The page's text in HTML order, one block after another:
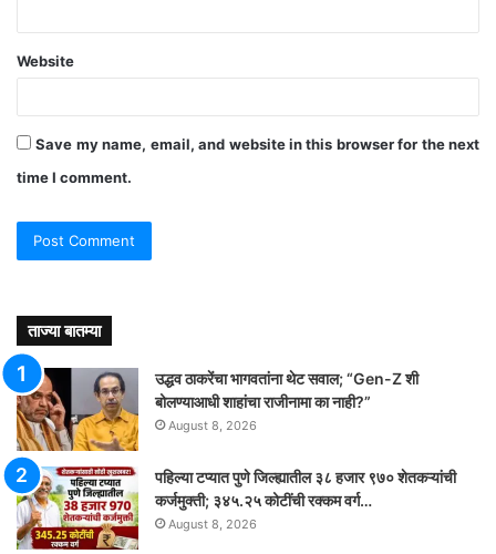
Website
Save my name, email, and website in this browser for the next
time I comment.
ताज्या बातम्या
उद्धव ठाकरेंचा भागवतांना थेट सवाल; “Gen-Z शी
बोलण्याआधी शाहांचा राजीनामा का नाही?”
August 8, 2026
पहिल्या टप्यात पुणे जिल्ह्यातील ३८ हजार ९७० शेतकऱ्यांची
कर्जमुक्ती; ३४५.२५ कोटींची रक्कम वर्ग…
August 8, 2026